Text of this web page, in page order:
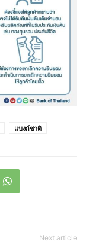
แบงก์ชาติ
Next article